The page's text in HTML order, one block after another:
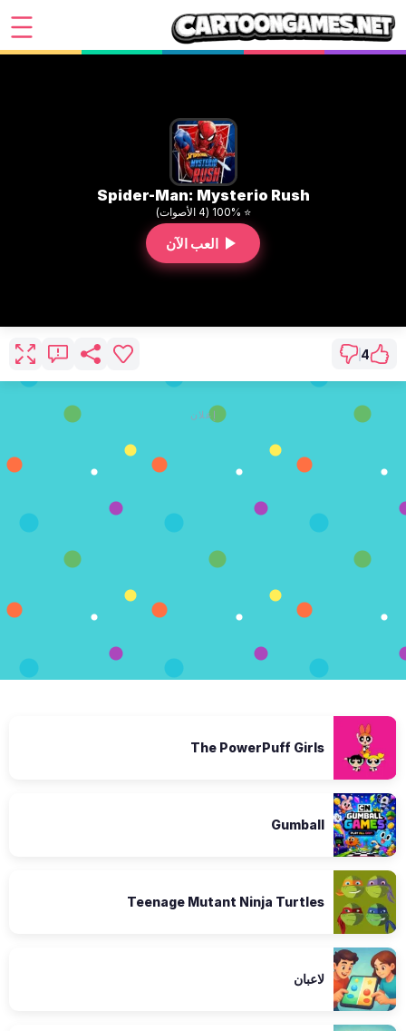
Spider-Man: Mysterio Rush
⭐ 100% (4 الأصوات)
العب الآن
4
إعلان
The PowerPuff Girls
Gumball
Teenage Mutant Ninja Turtles
لاعبان